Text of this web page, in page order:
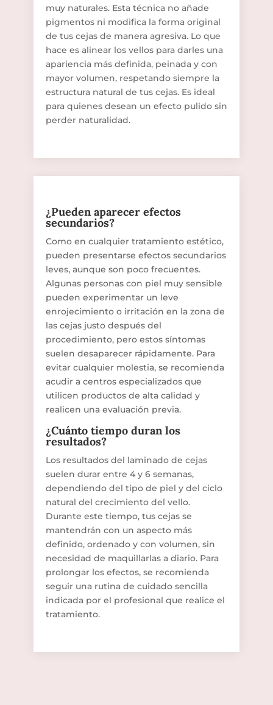
muy naturales. Esta técnica no añade
pigmentos ni modifica la forma original
de tus cejas de manera agresiva. Lo que
hace es alinear los vellos para darles una
apariencia más definida, peinada y con
mayor volumen, respetando siempre la
estructura natural de tus cejas. Es ideal
para quienes desean un efecto pulido sin
perder naturalidad.
¿Pueden aparecer efectos
secundarios?
Como en cualquier tratamiento estético,
pueden presentarse efectos secundarios
leves, aunque son poco frecuentes.
Algunas personas con piel muy sensible
pueden experimentar un leve
enrojecimiento o irritación en la zona de
las cejas justo después del
procedimiento, pero estos síntomas
suelen desaparecer rápidamente. Para
evitar cualquier molestia, se recomienda
acudir a centros especializados que
utilicen productos de alta calidad y
realicen una evaluación previa.
¿Cuánto tiempo duran los
resultados?
Los resultados del laminado de cejas
suelen durar entre 4 y 6 semanas,
dependiendo del tipo de piel y del ciclo
natural del crecimiento del vello.
Durante este tiempo, tus cejas se
mantendrán con un aspecto más
definido, ordenado y con volumen, sin
necesidad de maquillarlas a diario. Para
prolongar los efectos, se recomienda
seguir una rutina de cuidado sencilla
indicada por el profesional que realice el
tratamiento.